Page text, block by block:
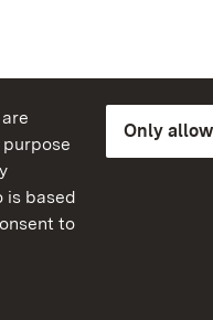
is based
to
Only